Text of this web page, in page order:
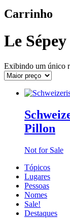
Carrinho
Le Sépey
Exibindo um único
Pillon
Not for Sale
Tópicos
Lugares
Pessoas
Nomes
Sale!
Destaques